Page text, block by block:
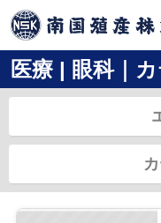
医療 | 眼科｜